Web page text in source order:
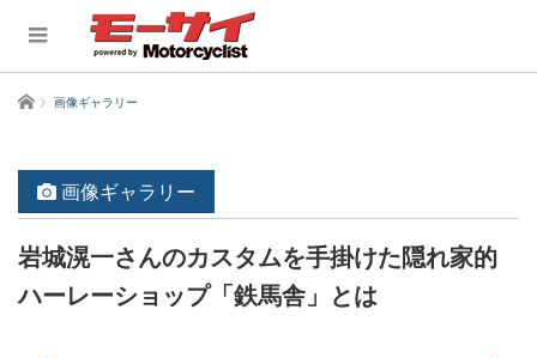
ホーム 画像ギャラリー
画像ギャラリー
岩城滉一さんのカスタムを手掛けた隠れ家的
ハーレーショップ「鉄馬舎」とは